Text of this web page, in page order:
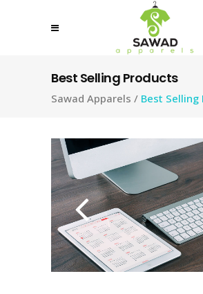
Best Selling Products
Sawad Apparels / Best Selling